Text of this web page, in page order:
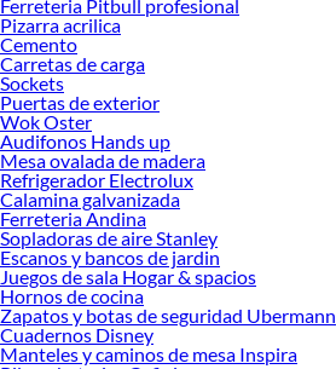
Ferreteria Pitbull profesional
Pizarra acrilica
Cemento
Carretas de carga
Sockets
Puertas de exterior
Wok Oster
Audifonos Hands up
Mesa ovalada de madera
Refrigerador Electrolux
Calamina galvanizada
Ferreteria Andina
Sopladoras de aire Stanley
Escanos y bancos de jardin
Juegos de sala Hogar & spacios
Hornos de cocina
Zapatos y botas de seguridad Ubermann
Cuadernos Disney
Manteles y caminos de mesa Inspira